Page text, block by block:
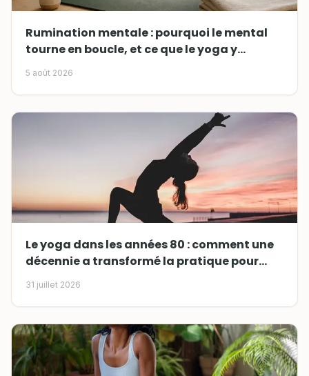
Rumination mentale : pourquoi le mental
tourne en boucle, et ce que le yoga y
change
5 août 2026
Le yoga dans les années 80 : comment une
décennie a transformé la pratique pour
toujours
31 juillet 2026